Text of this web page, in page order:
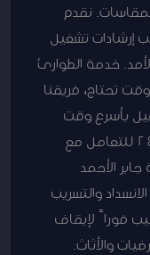
نقدم
إرشادات تشغيل
خدمة الطوارئ
تحتاج، فريقنا
بأسرع وقت
ممكن. نقدم خدمة طوارئ متاحة 24/7 للتعامل مع
الأحمد
والتسريب
فوراً لإيقاف
والأثاث.